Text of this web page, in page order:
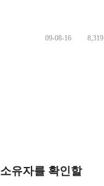
09-08-16 8,319
소유자를 확인할